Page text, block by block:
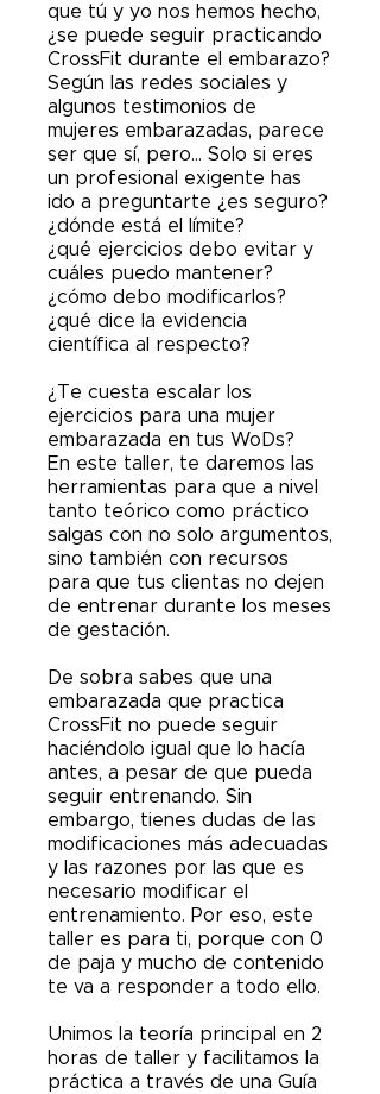
que tú y yo nos hemos hecho,
¿se puede seguir practicando
CrossFit durante el embarazo?
Según las redes sociales y
algunos testimonios de
mujeres embarazadas, parece
ser que sí, pero… Solo si eres
un profesional exigente has
ido a preguntarte ¿es seguro?
¿dónde está el límite?
¿qué ejercicios debo evitar y
cuáles puedo mantener?
¿cómo debo modificarlos?
¿qué dice la evidencia
científica al respecto?
¿Te cuesta escalar los
ejercicios para una mujer
embarazada en tus WoDs?
En este taller, te daremos las
herramientas para que a nivel
tanto teórico como práctico
salgas con no solo argumentos,
sino también con recursos
para que tus clientas no dejen
de entrenar durante los meses
de gestación.
De sobra sabes que una
embarazada que practica
CrossFit no puede seguir
haciéndolo igual que lo hacía
antes, a pesar de que pueda
seguir entrenando. Sin
embargo, tienes dudas de las
modificaciones más adecuadas
y las razones por las que es
necesario modificar el
entrenamiento. Por eso, este
taller es para ti, porque con 0
de paja y mucho de contenido
te va a responder a todo ello.
Unimos la teoría principal en 2
horas de taller y facilitamos la
práctica a través de una Guía